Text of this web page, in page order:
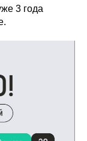
3 года